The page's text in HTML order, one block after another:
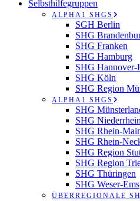
Selbsthilfegruppen
ALPHA1 SHGS
SGH Berlin
SHG
SHG Franken
SHG Hamburg
SHG Hannover-
SHG Köln
SHG Region
ALPHA1 SHGS
SHG
SHG Niederrhein
SHG Rhein-
SHG Rhein-
SHG Region
SHG Region
SHG Thüringen
SHG Weser-Ems
ÜBERREGIONALE